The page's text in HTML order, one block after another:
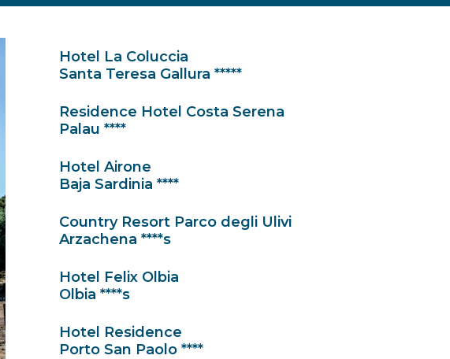
Hotel La Coluccia
Santa Teresa Gallura *****
Residence Hotel Costa Serena
Palau ****
Hotel Airone
Baja Sardinia ****
Country Resort Parco degli Ulivi
Arzachena ****s
Hotel Felix Olbia
Olbia ****s
Hotel Residence
Porto San Paolo ****